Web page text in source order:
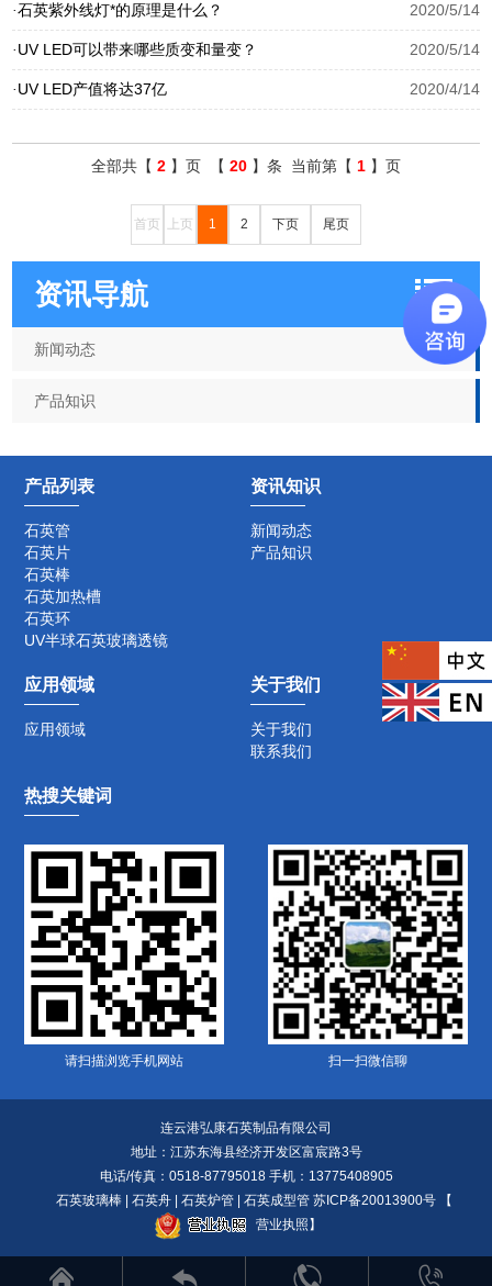
2020/5/14
·石英紫外线灯*的原理是什么？
2020/5/14
· UV LED可以带来哪些质变和量变？
2020/4/14
· UV LED产值将达37亿
全部共【 2 】页 【 20 】条 当前第【 1 】页
首页 上页 1 2 下页 尾页
资讯导航
新闻动态
产品知识
产品列表
石英管
石英片
石英棒
石英加热槽
石英环
UV半球石英玻璃透镜
资讯知识
新闻动态
产品知识
应用领域
应用领域
关于我们
关于我们
联系我们
热搜关键词
请扫描浏览手机网站 扫一扫微信聊
连云港弘康石英制品有限公司
地址：江苏东海县经济开发区富宸路3号
电话/传真：0518-87795018 手机：13775408905
石英玻璃棒 | 石英舟 | 石英炉管 | 石英成型管 苏ICP备20013900号 【
营业执照 】
   